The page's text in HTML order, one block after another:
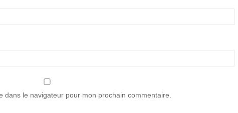
le navigateur pour mon prochain commentaire.